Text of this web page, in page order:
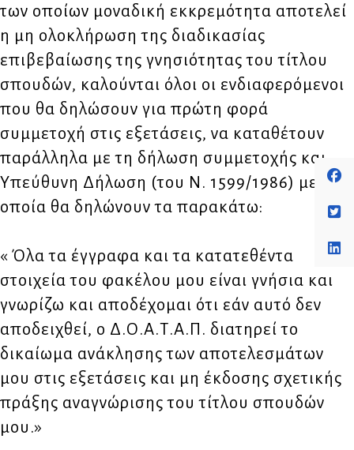
των οποίων μοναδική εκκρεμότητα αποτελεί
η μη ολοκλήρωση της διαδικασίας
επιβεβαίωσης της γνησιότητας του τίτλου
σπουδών, καλούνται όλοι οι ενδιαφερόμενοι
που θα δηλώσουν για πρώτη φορά
συμμετοχή στις εξετάσεις, να καταθέτουν
παράλληλα με τη δήλωση συμμετοχής και
Υπεύθυνη Δήλωση (του Ν. 1599/1986) με την
οποία θα δηλώνουν τα παρακάτω:
« Όλα τα έγγραφα και τα κατατεθέντα
στοιχεία του φακέλου μου είναι γνήσια και
γνωρίζω και αποδέχομαι ότι εάν αυτό δεν
αποδειχθεί, ο Δ.Ο.Α.Τ.Α.Π. διατηρεί το
δικαίωμα ανάκλησης των αποτελεσμάτων
μου στις εξετάσεις και μη έκδοσης σχετικής
πράξης αναγνώρισης του τίτλου σπουδών
μου.»